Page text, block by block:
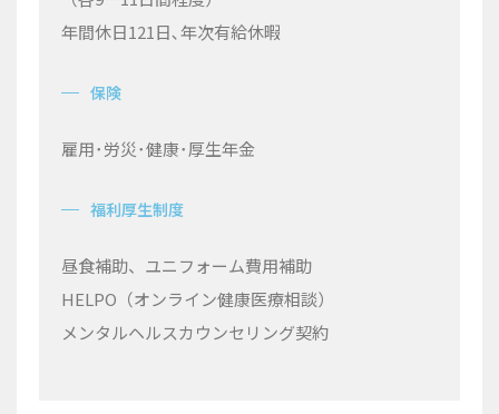
年間休日121 日､年次有給休暇
保険
雇用･労災･健康･厚生年金
福利厚生制度
昼食補助、ユニフォーム費用補助
HELPO（オンライン健康医療相談）
メンタルヘルスカウンセリング契約